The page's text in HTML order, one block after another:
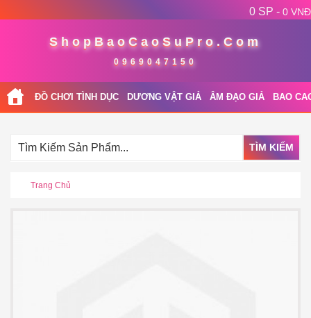
0 SP - 0 VNĐ
ShopBaoCaoSuPro.Com
0969047150
ĐỒ CHƠI TÌNH DỤC DƯƠNG VẬT GIẢ ÂM ĐẠO GIẢ BAO
TÌM KIẾM
Trang Chủ